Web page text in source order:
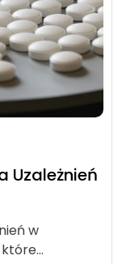
Uzależnień
w